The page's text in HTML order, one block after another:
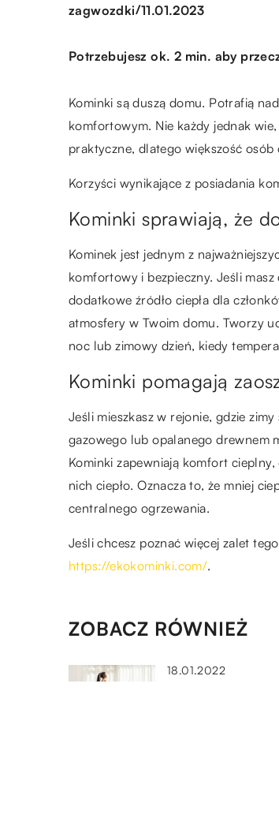
zagwozdki/11.01.2023
Potrzebujesz ok. 2 min. aby
Kominki są duszą domu. Potrafią
komfortowym. Nie każdy jednak
praktyczne, dlatego większość
Korzyści wynikające z posiadania
Kominki sprawiają, że
Kominek jest jednym z
komfortowy i bezpieczny. Jeśli
dodatkowe źródło ciepła dla
atmosfery w Twoim domu. Tworzy
noc lub zimowy dzień, kiedy
Kominki pomagają
Jeśli mieszkasz w rejonie, gdzie
gazowego lub opalanego drewnem
Kominki zapewniają komfort
nich ciepło. Oznacza to, że mniej
centralnego ogrzewania.
Jeśli chcesz poznać więcej zalet
https://ekokominki.com/.
ZOBACZ RÓWNIEŻ
18.01.2022